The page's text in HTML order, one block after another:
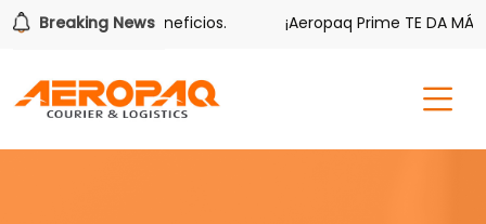
Breaking News
tiene sus beneficios. ¡Aeropaq Prime TE DA MÁS!